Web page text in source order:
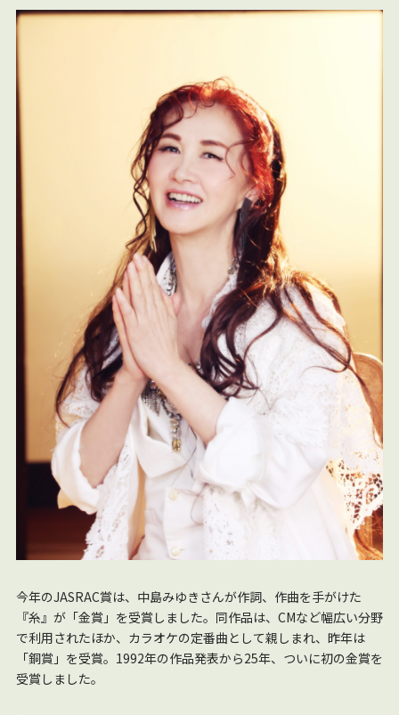
今年のJASRAC賞は、中島みゆきさんが作詞、作曲を手がけた
『糸』が「金賞」を受賞しました。同作品は、CMなど幅広い分野
で利用されたほか、カラオケの定番曲として親しまれ、昨年は
「銅賞」を受賞。1992年の作品発表から25年、ついに初の金賞を
受賞しました。